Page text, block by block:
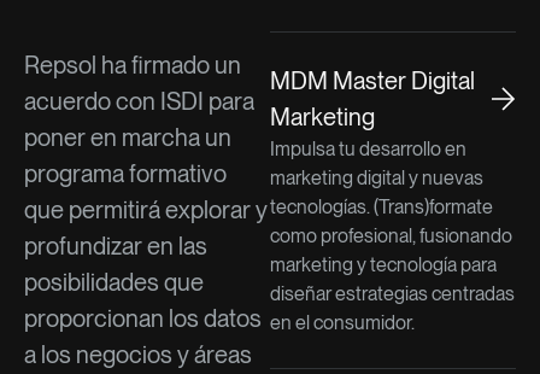
Repsol ha firmado un
acuerdo con ISDI para
poner en marcha un
programa formativo
que permitirá explorar y
profundizar en las
posibilidades que
proporcionan los datos
a los negocios y áreas
MDM Master Digital
Marketing
Impulsa tu desarrollo en
marketing digital y nuevas
tecnologías. (Trans)formate
como profesional, fusionando
marketing y tecnología para
diseñar estrategias centradas
en el consumidor.